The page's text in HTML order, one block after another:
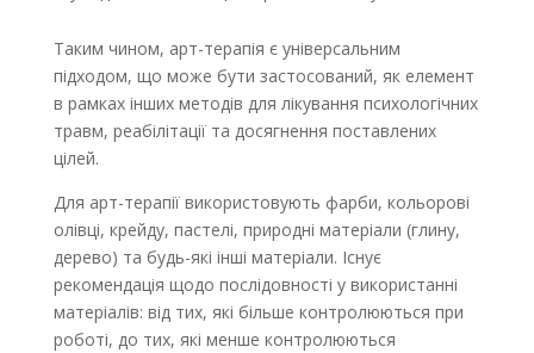
Таким чином, арт-терапія є універсальним
підходом, що може бути застосований, як елемент
в рамках інших методів для лікування психологічних
травм, реабілітації та досягнення поставлених
цілей.
Для арт-терапії використовують фарби, кольорові
олівці, крейду, пастелі, природні матеріали (глину,
дерево) та будь-які інші матеріали. Існує
рекомендація щодо послідовності у використанні
матеріалів: від тих, які більше контролюються при
роботі, до тих, які менше контролюються